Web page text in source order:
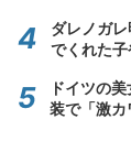
ダレノガ
でくれた子
ドイツの
装で「激